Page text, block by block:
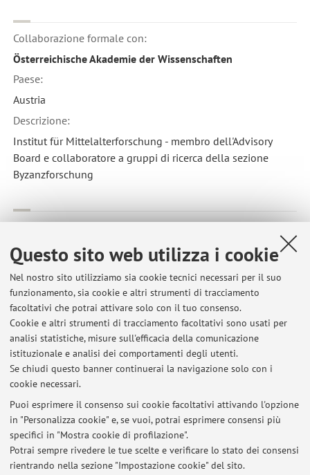
Questo sito web utilizza i cookie
Nel nostro sito utilizziamo sia cookie tecnici necessari per il suo
funzionamento, sia cookie e altri strumenti di tracciamento
facoltativi che potrai attivare solo con il tuo consenso.
Cookie e altri strumenti di tracciamento facoltativi sono usati per
analisi statistiche, misure sull'efficacia della comunicazione
istituzionale e analisi dei comportamenti degli utenti.
Se chiudi questo banner continuerai la navigazione solo con i
cookie necessari.
Puoi esprimere il consenso sui cookie facoltativi attivando l'opzione
in "Personalizza cookie" e, se vuoi, potrai esprimere consensi più
specifici in "Mostra cookie di profilazione".
Potrai sempre rivedere le tue scelte e verificare lo stato dei consensi
rientrando nella sezione "Impostazione cookie" del sito.
Collaborazione formale con:
Österreichische Akademie der Wissenschaften
Paese:
Austria
Descrizione:
Institut für Mittelalterforschung - membro dell'Advisory
Board e collaboratore a gruppi di ricerca della sezione
Byzanzforschung
Collaborazione formale con:
Universität Hamburg
Paese:
Germania
Descrizione:
Cluster of Excellence "Understanding Written Artefacts" -
Fellow e membro dell'Advisory Board
Ultimi avvisi
Al momento non sono presenti avvisi.